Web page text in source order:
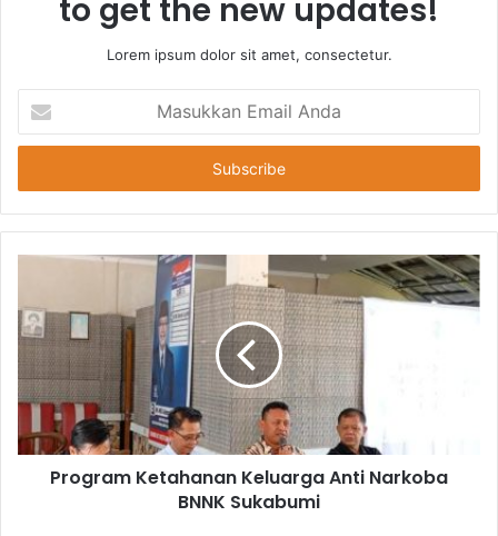
to get the new updates!
Lorem ipsum dolor sit amet, consectetur.
Email
Anda
Program Ketahanan Keluarga Anti Narkoba
BNNK Sukabumi